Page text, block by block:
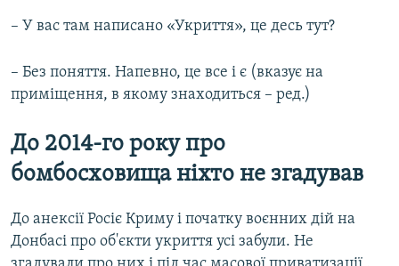
– У вас там написано «Укриття», це десь тут?
– Без поняття. Напевно, це все і є (вказує на
приміщення, в якому знаходиться – ред.)
До 2014-го року про
бомбосховища ніхто не згадував
До анексії Росіє Криму і початку воєнних дій на
Донбасі про об'єкти укриття усі забули. Не